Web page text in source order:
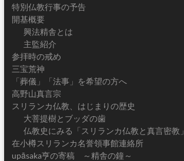
特別仏教行事の予告
開基概要
興法精舎とは
主監紹介
参拝時の戒め
三宝荒神
「葬儀」「法事」を希望の方へ
高野山真言宗
スリランカ仏教、はじまりの歴史
大菩提樹とブッダの歯
仏教史にみる「スリランカ仏教と真言密教」
在小樽スリランカ名誉領事館連絡所
upāsaka亨の寄稿 ～精舎の鐘～